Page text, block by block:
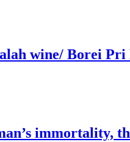
wine/ Borei Pri